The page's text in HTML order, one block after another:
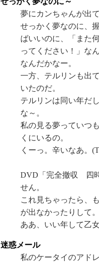
夢にカンちゃんが出て
せっかく夢なのに、
ばいいのに、「また
ってください！」な
なんだかなー。
一方、テルリンも出
いたのだ。
テルリンは同い年だ
な～。
私の見る夢っていつ
くにいるの。
くーっ。辛いなあ。
DVD「完全撤収 四
せん。
これ見ちゃったら、
が出なかったりして。
ああ、いい年して乙
迷惑メール
私のケータイのアド